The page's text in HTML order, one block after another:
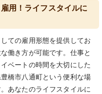
用！ライフスタイルに
ての雇用形態を提供してお
働き方が可能です。仕事と
ベートの時間を大切にした
橋市八通町という便利な場
あなたのライフスタイルに